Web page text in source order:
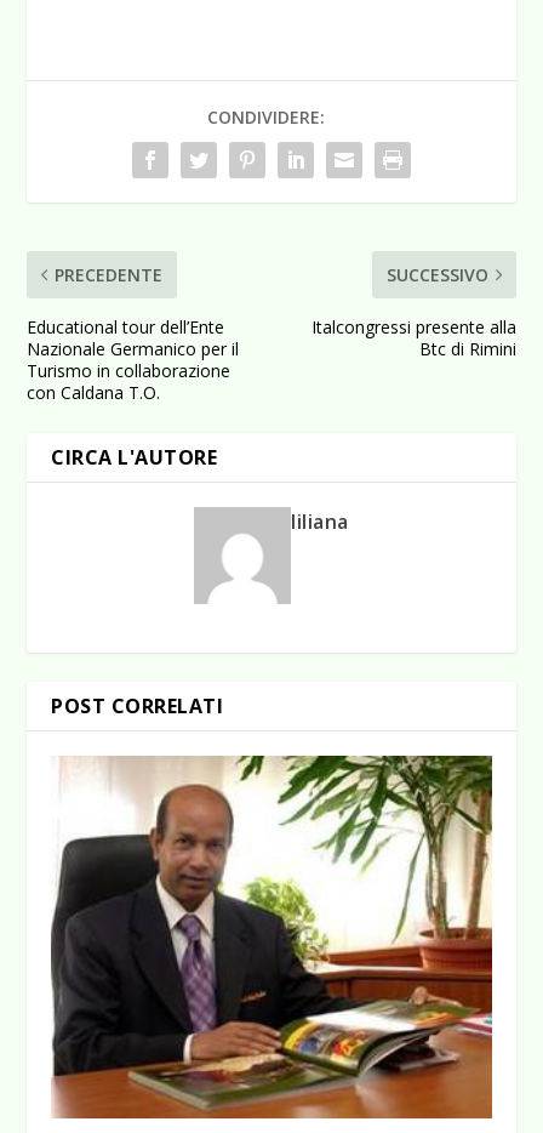
CONDIVIDERE:
PRECEDENTE
Educational tour dell’Ente
Nazionale Germanico per il
Turismo in collaborazione
con Caldana T.O.
SUCCESSIVO
Italcongressi presente alla
Btc di Rimini
CIRCA L'AUTORE
liliana
POST CORRELATI